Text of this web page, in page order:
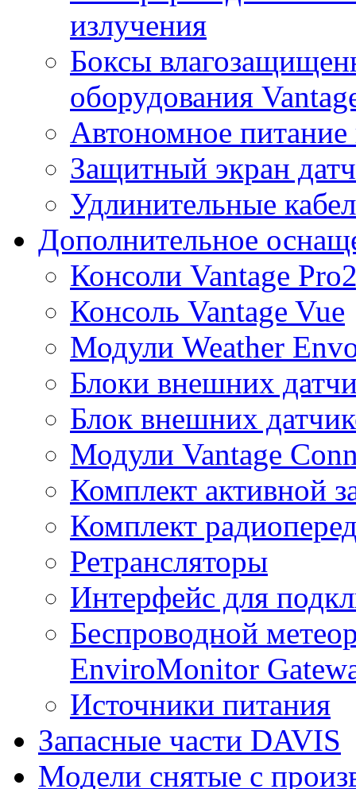
излучения
Боксы
оборудования
Автономное питание
Защитный экран
Удлинительные
Дополнительное
Консоли Vantage
Консоль Vantage Vue
Модули Weather
Блоки внешних
Блок внешних
Модули Vantage
Комплект активной
Комплект
Ретрансляторы
Интерфейс для
Беспроводной
EnviroMonitor
Источники питания
Запасные части DAVIS
Модели снятые с